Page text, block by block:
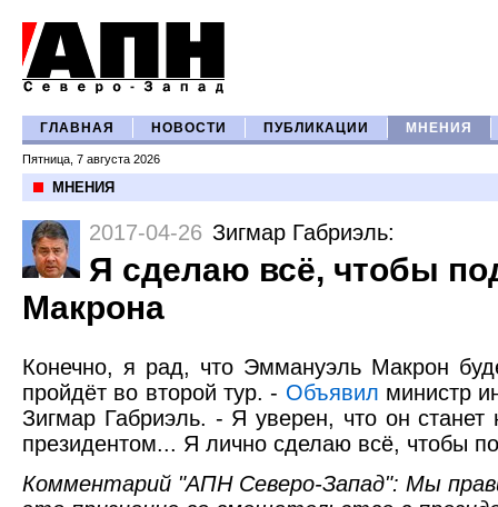
ГЛАВНАЯ НОВОСТИ ПУБЛИКАЦИИ МНЕНИЯ
Пятница, 7 августа 2026
МНЕНИЯ
2017-04-26 Зигмар Габриэль:
Я сделаю всё, чтобы
Макрона
Конечно, я рад, что Эммануэль Макрон
пройдёт во второй тур. - Объявил министр
Зигмар Габриэль. - Я уверен, что он
президентом... Я лично сделаю всё, чтобы
Комментарий "АПН Северо-Запад": Мы